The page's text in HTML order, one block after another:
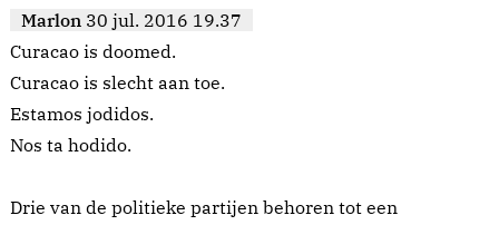
Marlon 30 jul. 2016 19.37
Curacao is doomed.
Curacao is slecht aan toe.
Estamos jodidos.
Nos ta hodido.
Drie van de politieke partijen behoren tot een